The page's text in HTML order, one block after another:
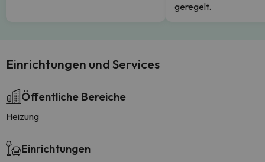
geregelt.
Einrichtungen und Services
Öffentliche Bereiche
Heizung
Einrichtungen